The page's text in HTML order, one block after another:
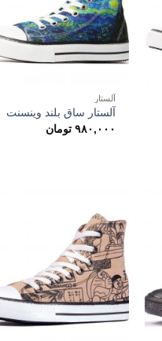
آلستار
آلستار ساق بلند وینسنت
۹۸۰,۰۰۰ تومان